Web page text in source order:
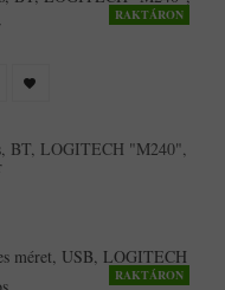
RAKTÁRON
BT, LOGITECH "M240",
RAKTÁRON